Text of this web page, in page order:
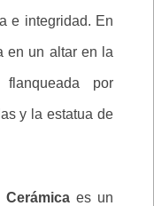
e integridad. En
en un altar en la
por
y la estatua de
es un